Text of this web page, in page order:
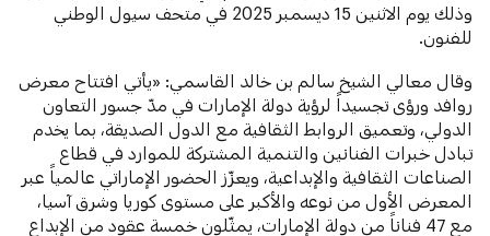
وذلك يوم الاثنين 15 ديسمبر 2025 في متحف سيول الوطني
للفنون.
وقال معالي الشيخ سالم بن خالد القاسمي: «يأتي افتتاح معرض
روافد ورؤى تجسيداً لرؤية دولة الإمارات في مدّ جسور التعاون
الدولي، وتعميق الروابط الثقافية مع الدول الصديقة، بما يخدم
تبادل خبرات الفنانين والتنمية المشتركة للموارد في قطاع
الصناعات الثقافية والإبداعية، ويعزّز الحضور الإماراتي عالمياً عبر
المعرض الأول من نوعه والأكبر على مستوى كوريا وشرق آسيا،
مع 47 فناناً من دولة الإمارات، يمثّلون خمسة عقود من الإبداع